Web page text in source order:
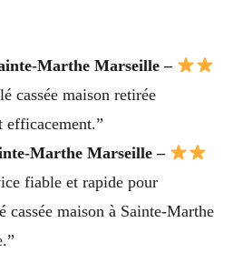
Marthe Marseille –
cassée maison retirée
efficacement.”
Marthe Marseille –
fiable et rapide pour
cassée maison à Sainte-Marthe